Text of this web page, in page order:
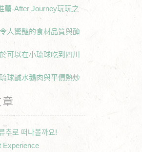
薦-After Journey玩玩之
人驚豔的食材品質與醃
可以在小琉球吃到四川
球鹹水鵝肉與平價熱炒
추로 떠나볼까요!
Experience